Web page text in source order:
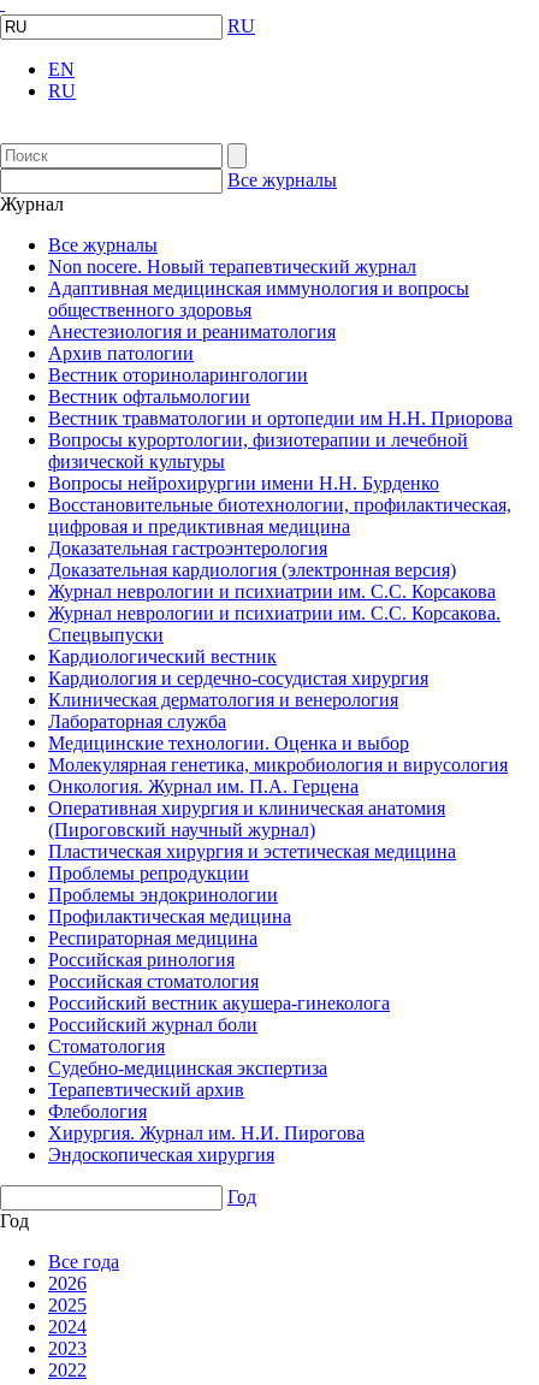
RU
EN
RU
Все журналы
Журнал
Все журналы
Non nocere. Новый терапевтический журнал
Адаптивная медицинская иммунология и вопросы
общественного здоровья
Анестезиология и реаниматология
Архив патологии
Вестник оториноларингологии
Вестник офтальмологии
Вестник травматологии и ортопедии им Н.Н. Приорова
Вопросы курортологии, физиотерапии и лечебной
физической культуры
Вопросы нейрохирургии имени Н.Н. Бурденко
Восстановительные биотехнологии, профилактическая,
цифровая и предиктивная медицина
Доказательная гастроэнтерология
Доказательная кардиология (электронная версия)
Журнал неврологии и психиатрии им. С.С. Корсакова
Журнал неврологии и психиатрии им. С.С. Корсакова.
Спецвыпуски
Кардиологический вестник
Кардиология и сердечно-сосудистая хирургия
Клиническая дерматология и венерология
Лабораторная служба
Медицинские технологии. Оценка и выбор
Молекулярная генетика, микробиология и вирусология
Онкология. Журнал им. П.А. Герцена
Оперативная хирургия и клиническая анатомия
(Пироговский научный журнал)
Пластическая хирургия и эстетическая медицина
Проблемы репродукции
Проблемы эндокринологии
Профилактическая медицина
Респираторная медицина
Российская ринология
Российская стоматология
Российский вестник акушера-гинеколога
Российский журнал боли
Стоматология
Судебно-медицинская экспертиза
Терапевтический архив
Флебология
Хирургия. Журнал им. Н.И. Пирогова
Эндоскопическая хирургия
Год
Год
Все года
2026
2025
2024
2023
2022